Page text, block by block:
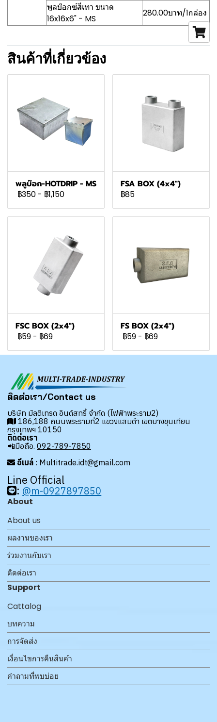
พูลบ๊อกซ์สีเทา ขนาด
16x16x6" - MS
280.00บาท/1กล่อง
สินค้าที่เกี่ยวข้อง
พลูบ๊อก-HOTDRIP - MS
฿350 - ฿1,150
FSA BOX (4x4")
฿85
FSC BOX (2x4")
฿59 - ฿69
FS BOX (2x4")
฿59 - ฿69
ติดต่อเรา/Contact us
บริษัท มัลติเทรด อินดัสทรี้ จำกัด (ไฟฟ้าพระราม2)
186,188 ถนนพระรามที่2 แขวงแสมดำ เขตบางขุนเทียน
กรุงเทพฯ 10150
ติดต่อเรา
📲มือถือ. 092-789-7850
อีเมล์ : Multitrade.idt@gmail.com
Line Official
: @m-0927897850
About
About us
ผลงานของเรา
ร่วมงานกับเรา
ติดต่อเรา
Support
Cattalog
บทความ
การจัดส่ง
เงื่อนไขการคืนสินค้า
คำถามที่พบบ่อย